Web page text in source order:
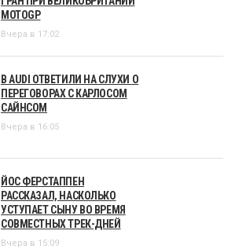
MOTOGP
Вчера в 17:02
В AUDI ОТВЕТИЛИ НА СЛУХИ О
ПЕРЕГОВОРАХ С КАРЛОСОМ
САЙНСОМ
Вчера в 16:05
ЙОС ФЕРСТАППЕН
РАССКАЗАЛ, НАСКОЛЬКО
УСТУПАЕТ СЫНУ ВО ВРЕМЯ
СОВМЕСТНЫХ ТРЕК-ДНЕЙ
Вчера в 15:09